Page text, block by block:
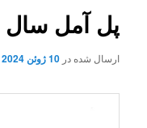
پل آمل سال 1254 خورشیدی
ارسال شده در10 ژوئن 2024